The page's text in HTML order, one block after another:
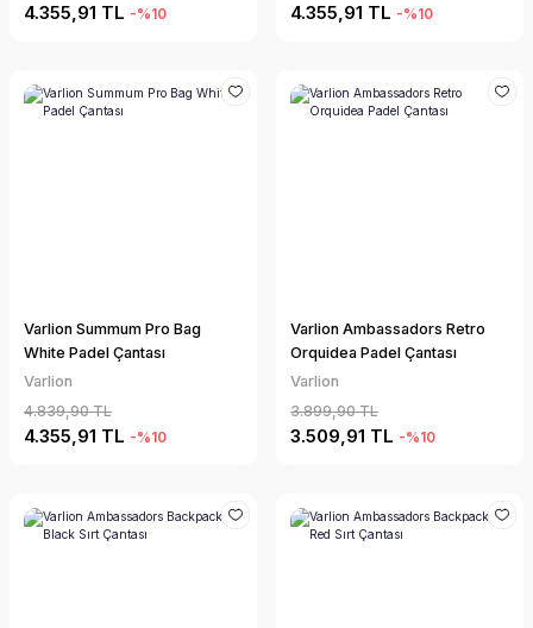
4.355,91 TL -%10 4.355,91 TL -%10
Varlion Summum Pro Bag
White Padel Çantası
Varlion
4.839,90 TL
4.355,91 TL -%10
Varlion Ambassadors Retro
Orquidea Padel Çantası
Varlion
3.899,90 TL
3.509,91 TL -%10